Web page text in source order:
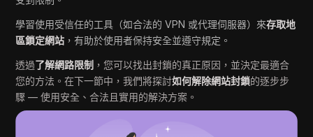
學習使用受信任的工具（如合法的 VPN 或代理伺服器）來存取地
區鎖定網站 ，有助於使用者保持安全並遵守規定。
透過了解網路限制 ，您可以找出封鎖的真正原因，並決定最適合
您的方法。在下一節中，我們將探討如何解除網站封鎖的逐步步
驟 — 使用安全、合法且實用的解決方案。